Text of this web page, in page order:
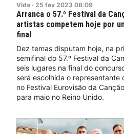
Vida · 25 fev 2023 08:09
Arranca o 57.º Festival da
artistas competem hoje por
final
Dez temas disputam hoje, na
semifinal do 57.º Festival da
seis lugares na final do
será escolhida o representante
no Festival Eurovisão da
para maio no Reino Unido.